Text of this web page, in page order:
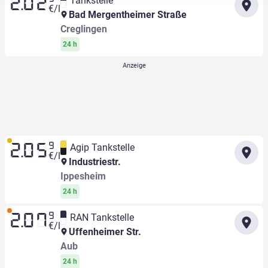
2.02€/l
Bad Mergentheimer Straße
Creglingen
24 h
2.05 9
€/l
Agip Tankstelle
Industriestr.
Ippesheim
24 h
2.07 9
€/l
RAN Tankstelle
Uffenheimer Str.
Aub
24 h